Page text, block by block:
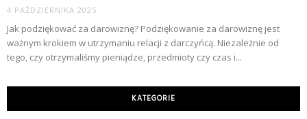
4 PAŹDZIERNIKA 2025
Jak podziękować za darowiznę? Podziękowanie za darowiznę jest
ważnym krokiem w utrzymaniu relacji z darczyńcą. Niezależnie od
tego, czy otrzymaliśmy pieniądze, przedmioty czy czas i...
KATEGORIE